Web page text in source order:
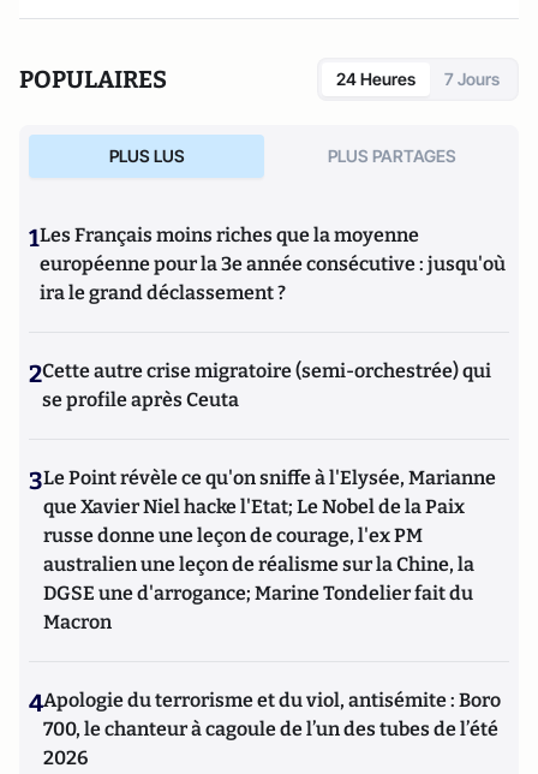
POPULAIRES 24 Heures 7 Jours
PLUS LUS PLUS PARTAGES
1Les Français moins riches que la moyenne
européenne pour la 3e année consécutive : jusqu'où
ira le grand déclassement ?
2Cette autre crise migratoire (semi-orchestrée) qui
se profile après Ceuta
3Le Point révèle ce qu'on sniffe à l'Elysée, Marianne
que Xavier Niel hacke l'Etat; Le Nobel de la Paix
russe donne une leçon de courage, l'ex PM
australien une leçon de réalisme sur la Chine, la
DGSE une d'arrogance; Marine Tondelier fait du
Macron
4Apologie du terrorisme et du viol, antisémite : Boro
700, le chanteur à cagoule de l’un des tubes de l’été
2026